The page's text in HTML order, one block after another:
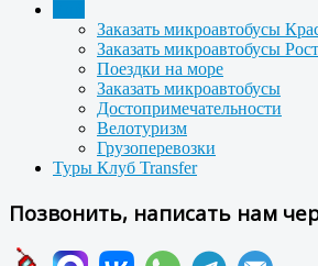
Заказать микроавтобусы
Заказать микроавтобусы
Поездки на море
Заказать микроавтобусы
Достопримечательности
Велотуризм
Грузоперевозки
Туры Клуб Transfer
Позвонить, написать нам